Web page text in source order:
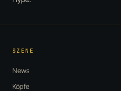
SZENE
News
Köpfe